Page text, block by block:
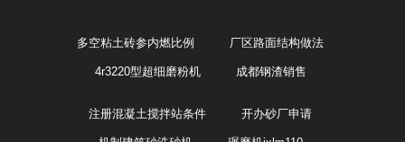
多空粘土砖参内燃比例 厂区路面结构做法
4r3220型超细磨粉机 成都钢渣销售
注册混凝土搅拌站条件 开办砂厂申请